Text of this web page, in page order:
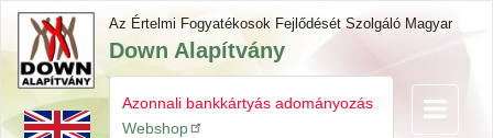
Ugrás
tartalomra
Az Értelmi Fogyatékosok Fejlődését Szolgáló Magyar
Down Alapítvány
Gyorslinkek
Azonnali bankkártyás adományozás
Webshop
Navigáció